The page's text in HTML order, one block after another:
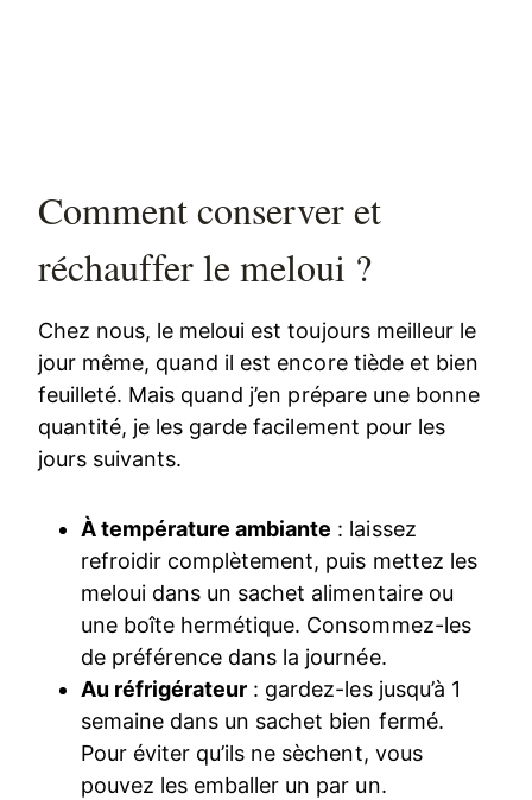
Comment conserver et
réchauffer le meloui ?
Chez nous, le meloui est toujours meilleur le
jour même, quand il est encore tiède et bien
feuilleté. Mais quand j’en prépare une bonne
quantité, je les garde facilement pour les
jours suivants.
À température ambiante : laissez
refroidir complètement, puis mettez les
meloui dans un sachet alimentaire ou
une boîte hermétique. Consommez-les
de préférence dans la journée.
Au réfrigérateur : gardez-les jusqu’à 1
semaine dans un sachet bien fermé.
Pour éviter qu’ils ne sèchent, vous
pouvez les emballer un par un.